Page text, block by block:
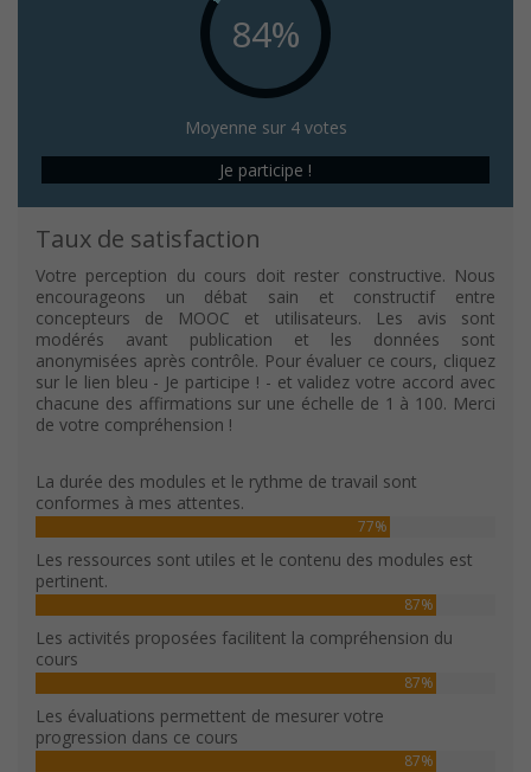
84%
Moyenne sur 4 votes
Je participe !
Taux de satisfaction
Votre perception du cours doit rester constructive. Nous
encourageons un débat sain et constructif entre
concepteurs de MOOC et utilisateurs. Les avis sont
modérés avant publication et les données sont
anonymisées après contrôle. Pour évaluer ce cours, cliquez
sur le lien bleu - Je participe ! - et validez votre accord avec
chacune des affirmations sur une échelle de 1 à 100. Merci
de votre compréhension !
La durée des modules et le rythme de travail sont
conformes à mes attentes.
77%
Les ressources sont utiles et le contenu des modules est
pertinent.
87%
Les activités proposées facilitent la compréhension du
cours
87%
Les évaluations permettent de mesurer votre
progression dans ce cours
87%